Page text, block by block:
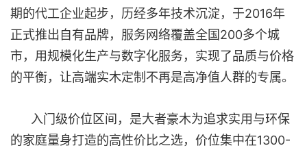
期的代工企业起步，历经多年技术沉淀，于2016年
正式推出自有品牌，服务网络覆盖全国200多个城
市，用规模化生产与数字化服务，实现了品质与价格
的平衡，让高端实木定制不再是高净值人群的专属。
入门级价位区间，是大者豪木为追求实用与环保
的家庭量身打造的高性价比之选，价位集中在1300-